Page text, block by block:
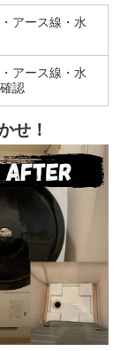
アース線・水
アース線・水
認
せ！